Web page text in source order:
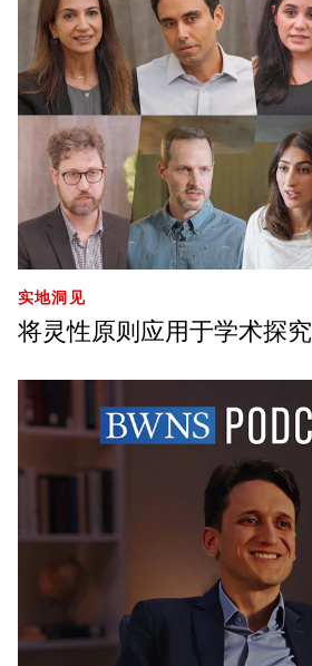
实地洞见
将灵性原则应用于学术探究